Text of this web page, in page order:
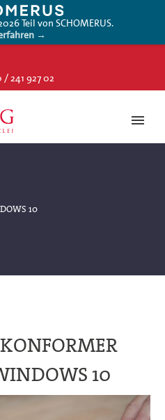
Teil von SCHOMERUS.
→
241 927 02
10
10